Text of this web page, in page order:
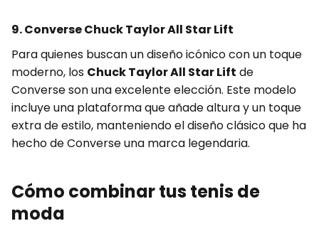
9. Converse Chuck Taylor All Star Lift
Para quienes buscan un diseño icónico con un toque
moderno, los Chuck Taylor All Star Lift de
Converse son una excelente elección. Este modelo
incluye una plataforma que añade altura y un toque
extra de estilo, manteniendo el diseño clásico que ha
hecho de Converse una marca legendaria.
Cómo combinar tus tenis de
moda